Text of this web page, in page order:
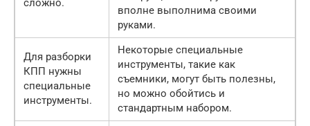
сложно.
вполне выполнима своими
руками.
Для разборки
КПП нужны
специальные
инструменты.
Некоторые специальные
инструменты, такие как
съемники, могут быть полезны,
но можно обойтись и
стандартным набором.